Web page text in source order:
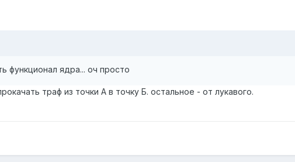
функционал ядра... оч просто
траф из точки А в точку Б. остальное - от лукавого.